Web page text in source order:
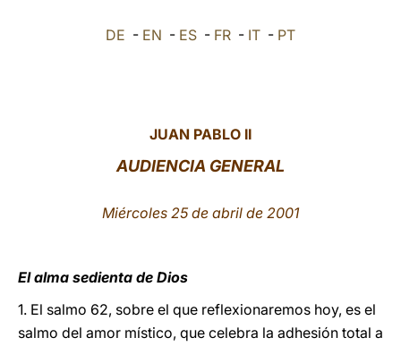
العربيّة DE - EN - ES - FR - IT - PT
JUAN PABLO II
AUDIENCIA GENERAL
Miércoles 25 de abril de 2001
El alma sedienta de Dios
1. El salmo 62, sobre el que reflexionaremos hoy, es el
salmo del amor místico, que celebra la adhesión total a